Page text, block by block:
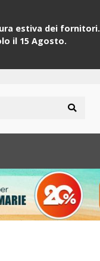
estiva dei fornitori.
il 15 Agosto.